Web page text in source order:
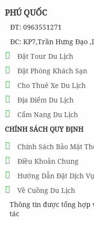
PHÚ QUỐC
ĐT: 0963551271
ĐC: KP7,Trần Hưng Đạo
Đặt Tour Du Lịch
Đặt Phòng Khách Sạn
Cho Thuê Xe Du Lịch
Địa Điểm Du Lịch
Cẩm Nang Du Lịch
CHÍNH SÁCH QUY ĐỊNH
Chính Sách Bảo Mật
Điều Khoản Chung
Hướng Dẫn Đặt Dịch Vụ
Về Cuồng Du Lịch
Thông tin được tổng hợp
tác